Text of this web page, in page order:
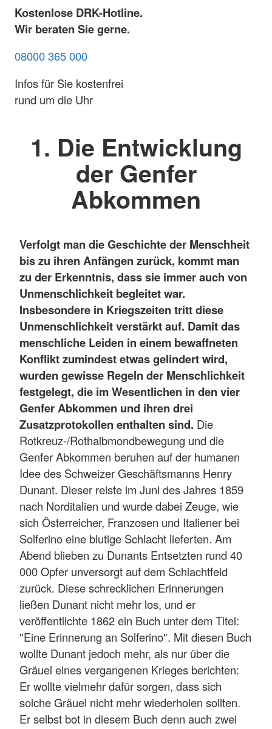
Kostenlose DRK-Hotline.
Wir beraten Sie gerne.
08000 365 000
Infos für Sie kostenfrei
rund um die Uhr
1. Die Entwicklung
der Genfer
Abkommen
Verfolgt man die Geschichte der Menschheit
bis zu ihren Anfängen zurück, kommt man
zu der Erkenntnis, dass sie immer auch von
Unmenschlichkeit begleitet war.
Insbesondere in Kriegszeiten tritt diese
Unmenschlichkeit verstärkt auf. Damit das
menschliche Leiden in einem bewaffneten
Konflikt zumindest etwas gelindert wird,
wurden gewisse Regeln der Menschlichkeit
festgelegt, die im Wesentlichen in den vier
Genfer Abkommen und ihren drei
Zusatzprotokollen enthalten sind. Die
Rotkreuz-/Rothalbmondbewegung und die
Genfer Abkommen beruhen auf der humanen
Idee des Schweizer Geschäftsmanns Henry
Dunant. Dieser reiste im Juni des Jahres 1859
nach Norditalien und wurde dabei Zeuge, wie
sich Österreicher, Franzosen und Italiener bei
Solferino eine blutige Schlacht lieferten. Am
Abend blieben zu Dunants Entsetzten rund 40
000 Opfer unversorgt auf dem Schlachtfeld
zurück. Diese schrecklichen Erinnerungen
ließen Dunant nicht mehr los, und er
veröffentlichte 1862 ein Buch unter dem Titel:
"Eine Erinnerung an Solferino". Mit diesen Buch
wollte Dunant jedoch mehr, als nur über die
Gräuel eines vergangenen Krieges berichten:
Er wollte vielmehr dafür sorgen, dass sich
solche Gräuel nicht mehr wiederholen sollten.
Er selbst bot in diesem Buch denn auch zwei